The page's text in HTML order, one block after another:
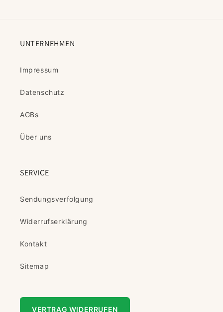
UNTERNEHMEN
Impressum
Datenschutz
AGBs
Über uns
SERVICE
Sendungsverfolgung
Widerrufserklärung
Kontakt
Sitemap
VERTRAG WIDERRUFEN